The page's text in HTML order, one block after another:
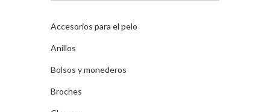
Accesorios para el pelo
Anillos
Bolsos y monederos
Broches